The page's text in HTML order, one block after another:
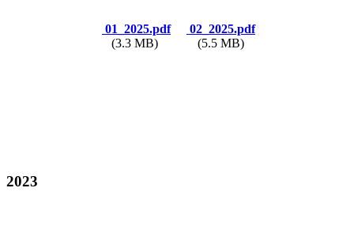
01_2025.pdf
(3.3 MB)
02_2025.pdf
(5.5 MB)
2023